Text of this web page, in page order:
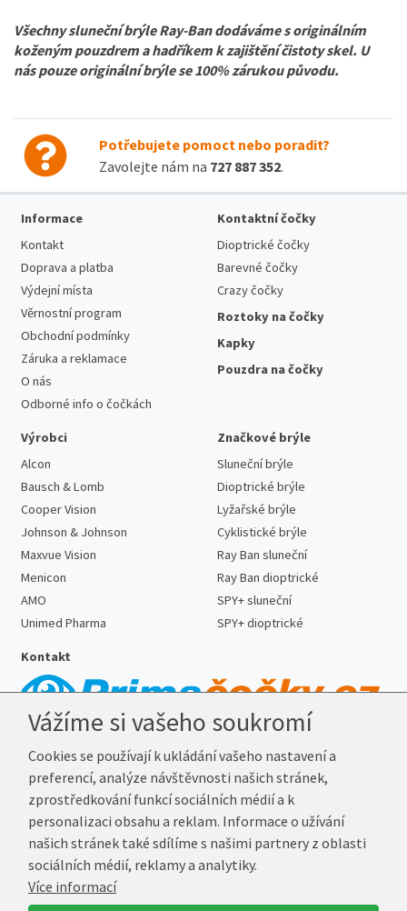
Všechny sluneční brýle Ray-Ban dodáváme s originálním
koženým pouzdrem a hadříkem k zajištění čistoty skel. U
nás pouze originální brýle se 100% zárukou původu.
Potřebujete pomoct nebo poradit?
Zavolejte nám na 727 887 352.
Informace
Kontakt
Doprava a platba
Výdejní místa
Věrnostní program
Obchodní podmínky
Záruka a reklamace
O nás
Odborné info o čočkách
Kontaktní čočky
Dioptrické čočky
Barevné čočky
Crazy čočky
Roztoky na čočky
Kapky
Pouzdra na čočky
Výrobci
Alcon
Bausch & Lomb
Cooper Vision
Johnson & Johnson
Maxvue Vision
Menicon
AMO
Unimed Pharma
Značkové brýle
Sluneční brýle
Dioptrické brýle
Lyžařské brýle
Cyklistické brýle
Ray Ban sluneční
Ray Ban dioptrické
SPY+ sluneční
SPY+ dioptrické
Kontakt
E-mail:info@prima-cocky.cz
Reklamační adresa
Andrea Votavová
Revoluční 1017
290 01 Poděbrady
Vážíme si vašeho soukromí
Cookies se používají k ukládání vašeho nastavení a
preferencí, analýze návštěvnosti našich stránek,
zprostředkování funkcí sociálních médií a k
personalizaci obsahu a reklam. Informace o užívání
našich stránek také sdílíme s našimi partnery z oblasti
sociálních médií, reklamy a analytiky.
Více informací